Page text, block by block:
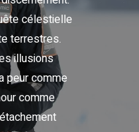
célestielle
terrestres.
illusions
peur comme
comme